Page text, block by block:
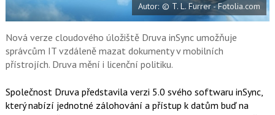
o
o
k
Autor: © T. L. Furrer - Fotolia.com
Nová verze cloudového úložiště Druva inSync umožňuje
správcům IT vzdáleně mazat dokumenty v mobilních
přístrojích. Druva mění i licenční politiku.
Společnost Druva představila verzi 5.0 svého softwaru inSync,
který nabízí jednotné zálohování a přístup k datům buď na